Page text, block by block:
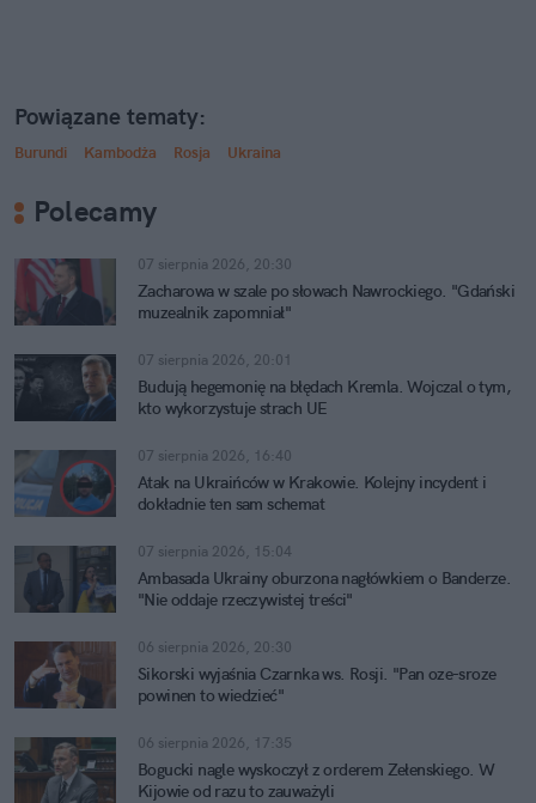
Powiązane tematy:
Burundi Kambodża Rosja Ukraina
Polecamy
07 sierpnia 2026, 20:30
Zacharowa w szale po słowach Nawrockiego. "Gdański
muzealnik zapomniał"
07 sierpnia 2026, 20:01
Budują hegemonię na błędach Kremla. Wojczal o tym,
kto wykorzystuje strach UE
07 sierpnia 2026, 16:40
Atak na Ukraińców w Krakowie. Kolejny incydent i
dokładnie ten sam schemat
07 sierpnia 2026, 15:04
Ambasada Ukrainy oburzona nagłówkiem o Banderze.
"Nie oddaje rzeczywistej treści"
06 sierpnia 2026, 20:30
Sikorski wyjaśnia Czarnka ws. Rosji. "Pan oze-sroze
powinen to wiedzieć"
06 sierpnia 2026, 17:35
Bogucki nagle wyskoczył z orderem Zełenskiego. W
Kijowie od razu to zauważyli